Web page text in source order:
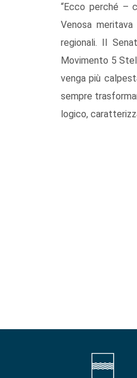
“Ecco perché –
Venosa
regionali. Il
Movimento 5
venga più
sempre
logico,